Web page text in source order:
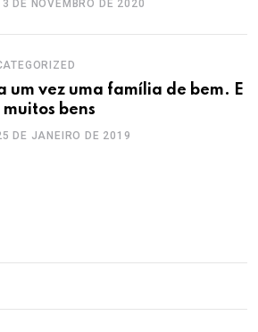
DE NOVEMBRO DE 2020
um vez uma família de bem. E
muitos bens
DE JANEIRO DE 2019